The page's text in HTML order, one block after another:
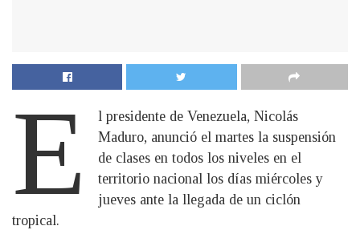
E
l presidente de Venezuela, Nicolás
Maduro, anunció el martes la suspensión
de clases en todos los niveles en el
territorio nacional los días miércoles y
jueves ante la llegada de un ciclón
tropical.